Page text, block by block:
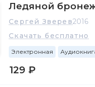
Ледяной
Сергей Зверев2016
Скачать бесплатно
Электронная
129 ₽